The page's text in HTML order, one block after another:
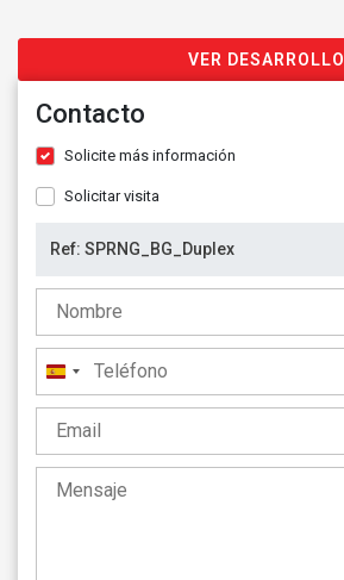
VER DESARROLLO
Contacto
Solicite más información
Solicitar visita
España
+34